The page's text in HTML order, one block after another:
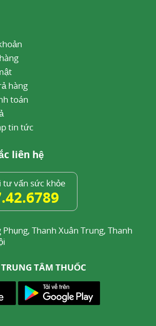
hàng
toán
tin tức
liên hệ
tư vấn sức khỏe
Phụng, Thanh Xuân Trung, Thanh
TÂM THUỐC